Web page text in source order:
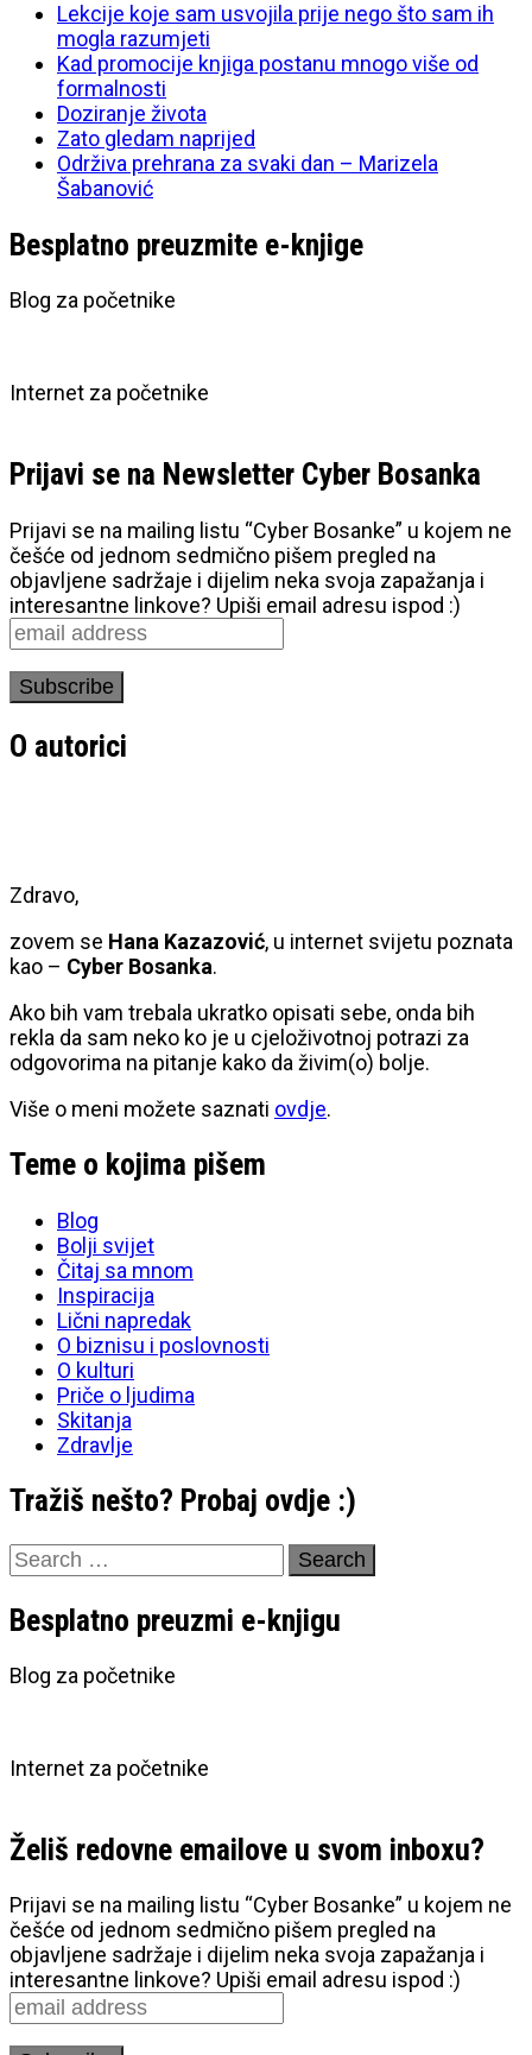
Lekcije koje sam usvojila prije nego što sam ih
mogla razumjeti
Kad promocije knjiga postanu mnogo više od
formalnosti
Doziranje života
Zato gledam naprijed
Održiva prehrana za svaki dan – Marizela
Šabanović
Besplatno preuzmite e-knjige
Blog za početnike
Internet za početnike
Prijavi se na Newsletter Cyber Bosanka
Prijavi se na mailing listu “Cyber Bosanke” u kojem ne
češće od jednom sedmično pišem pregled na
objavljene sadržaje i dijelim neka svoja zapažanja i
interesantne linkove? Upiši email adresu ispod :)
O autorici
Zdravo,
zovem se Hana Kazazović, u internet svijetu poznata
kao – Cyber Bosanka.
Ako bih vam trebala ukratko opisati sebe, onda bih
rekla da sam neko ko je u cjeloživotnoj potrazi za
odgovorima na pitanje kako da živim(o) bolje.
Više o meni možete saznati ovdje.
Teme o kojima pišem
Blog
Bolji svijet
Čitaj sa mnom
Inspiracija
Lični napredak
O biznisu i poslovnosti
O kulturi
Priče o ljudima
Skitanja
Zdravlje
Tražiš nešto? Probaj ovdje :)
Search
for:
Besplatno preuzmi e-knjigu
Blog za početnike
Internet za početnike
Želiš redovne emailove u svom inboxu?
Prijavi se na mailing listu “Cyber Bosanke” u kojem ne
češće od jednom sedmično pišem pregled na
objavljene sadržaje i dijelim neka svoja zapažanja i
interesantne linkove? Upiši email adresu ispod :)